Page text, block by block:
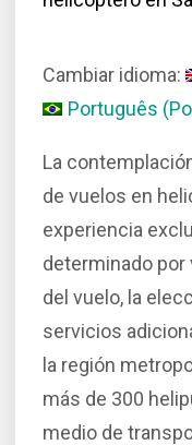
Cambiar idioma:
Português (
La
de vuelos en
experiencia
determinado por
del vuelo, la
servicios
la región
más de 300
medio de